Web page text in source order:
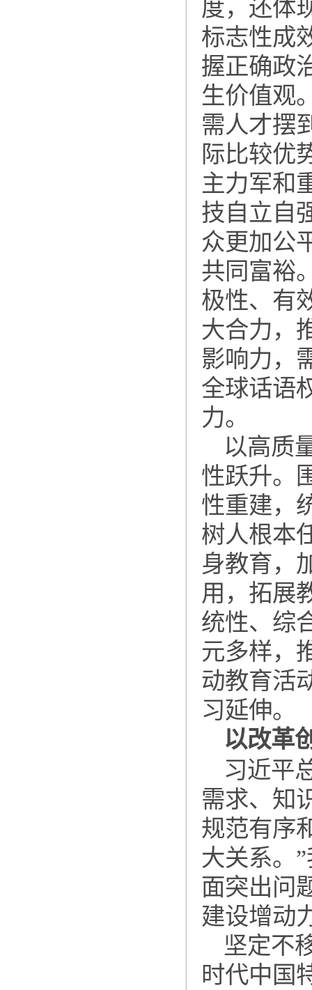
度，还体
标志性成
握正确政
生价值观
需人才摆
际比较优
主力军和
技自立自
众更加公
共同富裕
极性、有
大合力，
影响力，
全球话语
力。
以高质
性跃升。
性重建，
树人根本
身教育，
用，拓展
统性、综
元多样，
动教育活
习延伸。
以改革
习近平
需求、知
规范有序
大关系。
面突出问
建设增动
坚定不
时代中国